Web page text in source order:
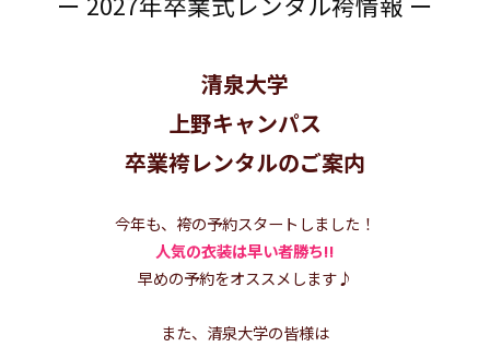
清泉大学
上野キャンパス
卒業袴レンタルのご案内
今年も、袴の予約スタートしました！
人気の衣装は早い者勝ち!!
早めの予約をオススメします♪
また、清泉大学の皆様は